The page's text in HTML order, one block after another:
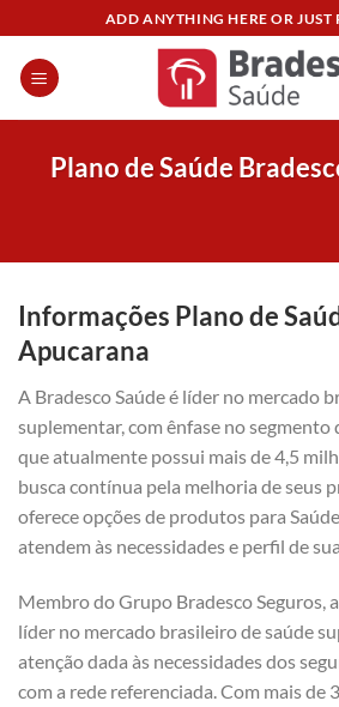
content
ADD ANYTHING HERE OR JUST
Plano de Saúde
Informações Plano de
Apucarana
A Bradesco Saúde é líder no mercado
suplementar, com ênfase no segmento
que atualmente possui mais de 4,5
busca contínua pela melhoria de seus
oferece opções de produtos para
atendem às necessidades e perfil de
Membro do Grupo Bradesco Seguros, a
líder no mercado brasileiro de saúde
atenção dada às necessidades dos
com a rede referenciada. Com mais de